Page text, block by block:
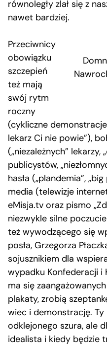
równoległy zlał się z
nawet bardziej.
Przeciwnicy
obowiązku
szczepień
też mają
swój rytm
roczny
(cykliczne
lekarz Ci nie powie”),
(„niezależnych”
publicystów,
hasła („plandemia”,
media (telewizje
eMisja.tv oraz pismo
niezwykle silne
też wywodzącego się
posła, Grzegorza
sojusznikiem dla
wypadku Konfederacji i
ma się
plakaty, zrobią
wiec i demonstrację. Ty
odklejonego szura, ale
idealista i kiedy będzie